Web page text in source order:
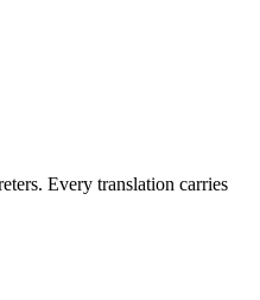
Every translation carries